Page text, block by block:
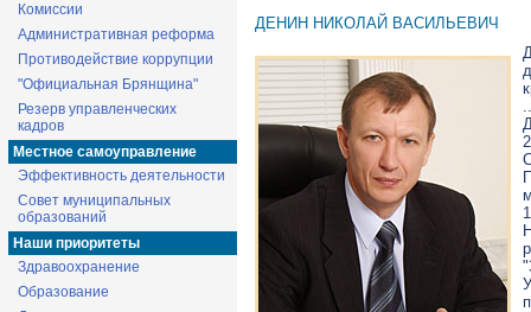
Комиссии
Административная реформа
Противодействие коррупции
"Официальная Брянщина"
Резерв управленческих
кадров
Местное самоуправление
Эффективность деятельности
Совет муниципальных
образований
Наши приоритеты
Здравоохранение
Образование
ДЕНИН НИКОЛАЙ ВАСИЛЬЕВИЧ